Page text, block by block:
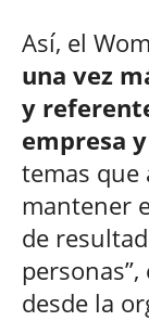
Así, el
una vez
y
empresa
temas que
mantener
de
desde la